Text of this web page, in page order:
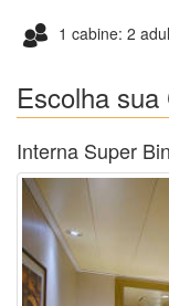
1 cabine: 2
Escolha sua
Interna Super